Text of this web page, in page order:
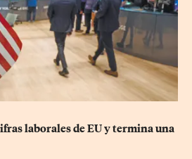
laborales de EU y termina una